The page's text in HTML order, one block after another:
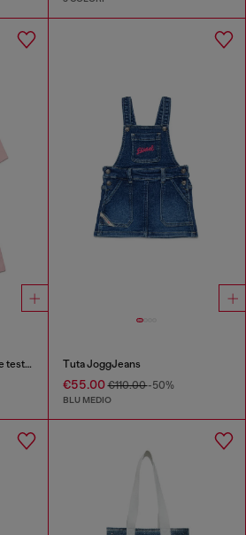
Completo jumpsuit in cotone testurizzato Tuta JoggJeans
€55.00€110.00-50%
BLU MEDIO